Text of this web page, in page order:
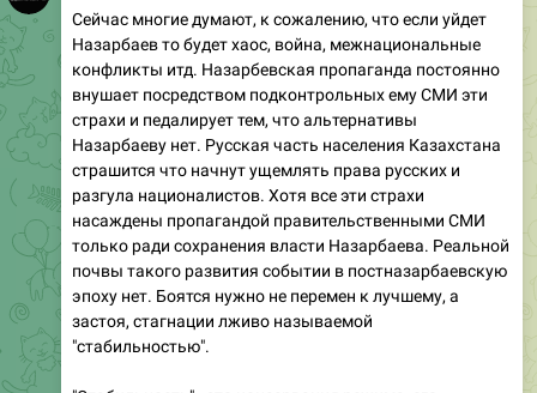
Сейчас многие думают, к сожалению, что если уйдет
Назарбаев то будет хаос, война, межнациональные
конфликты итд. Назарбевская пропаганда постоянно
внушает посредством подконтрольных ему СМИ эти
страхи и педалирует тем, что альтернативы
Назарбаеву нет. Русская часть населения Казахстана
страшится что начнут ущемлять права русских и
разгула националистов. Хотя все эти страхи
насаждены пропагандой правительственными СМИ
только ради сохранения власти Назарбаева. Реальной
почвы такого развития событии в постназарбаевскую
эпоху нет. Боятся нужно не перемен к лучшему, а
застоя, стагнации лживо называемой
"стабильностью".